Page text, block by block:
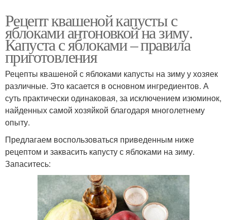
Рецепт квашеной капусты с
яблоками антоновкой на зиму.
Капуста с яблоками – правила
приготовления
Рецепты квашеной с яблоками капусты на зиму у хозяек
различные. Это касается в основном ингредиентов. А
суть практически одинаковая, за исключением изюминок,
найденных самой хозяйкой благодаря многолетнему
опыту.
Предлагаем воспользоваться приведенным ниже
рецептом и заквасить капусту с яблоками на зиму.
Запаситесь: